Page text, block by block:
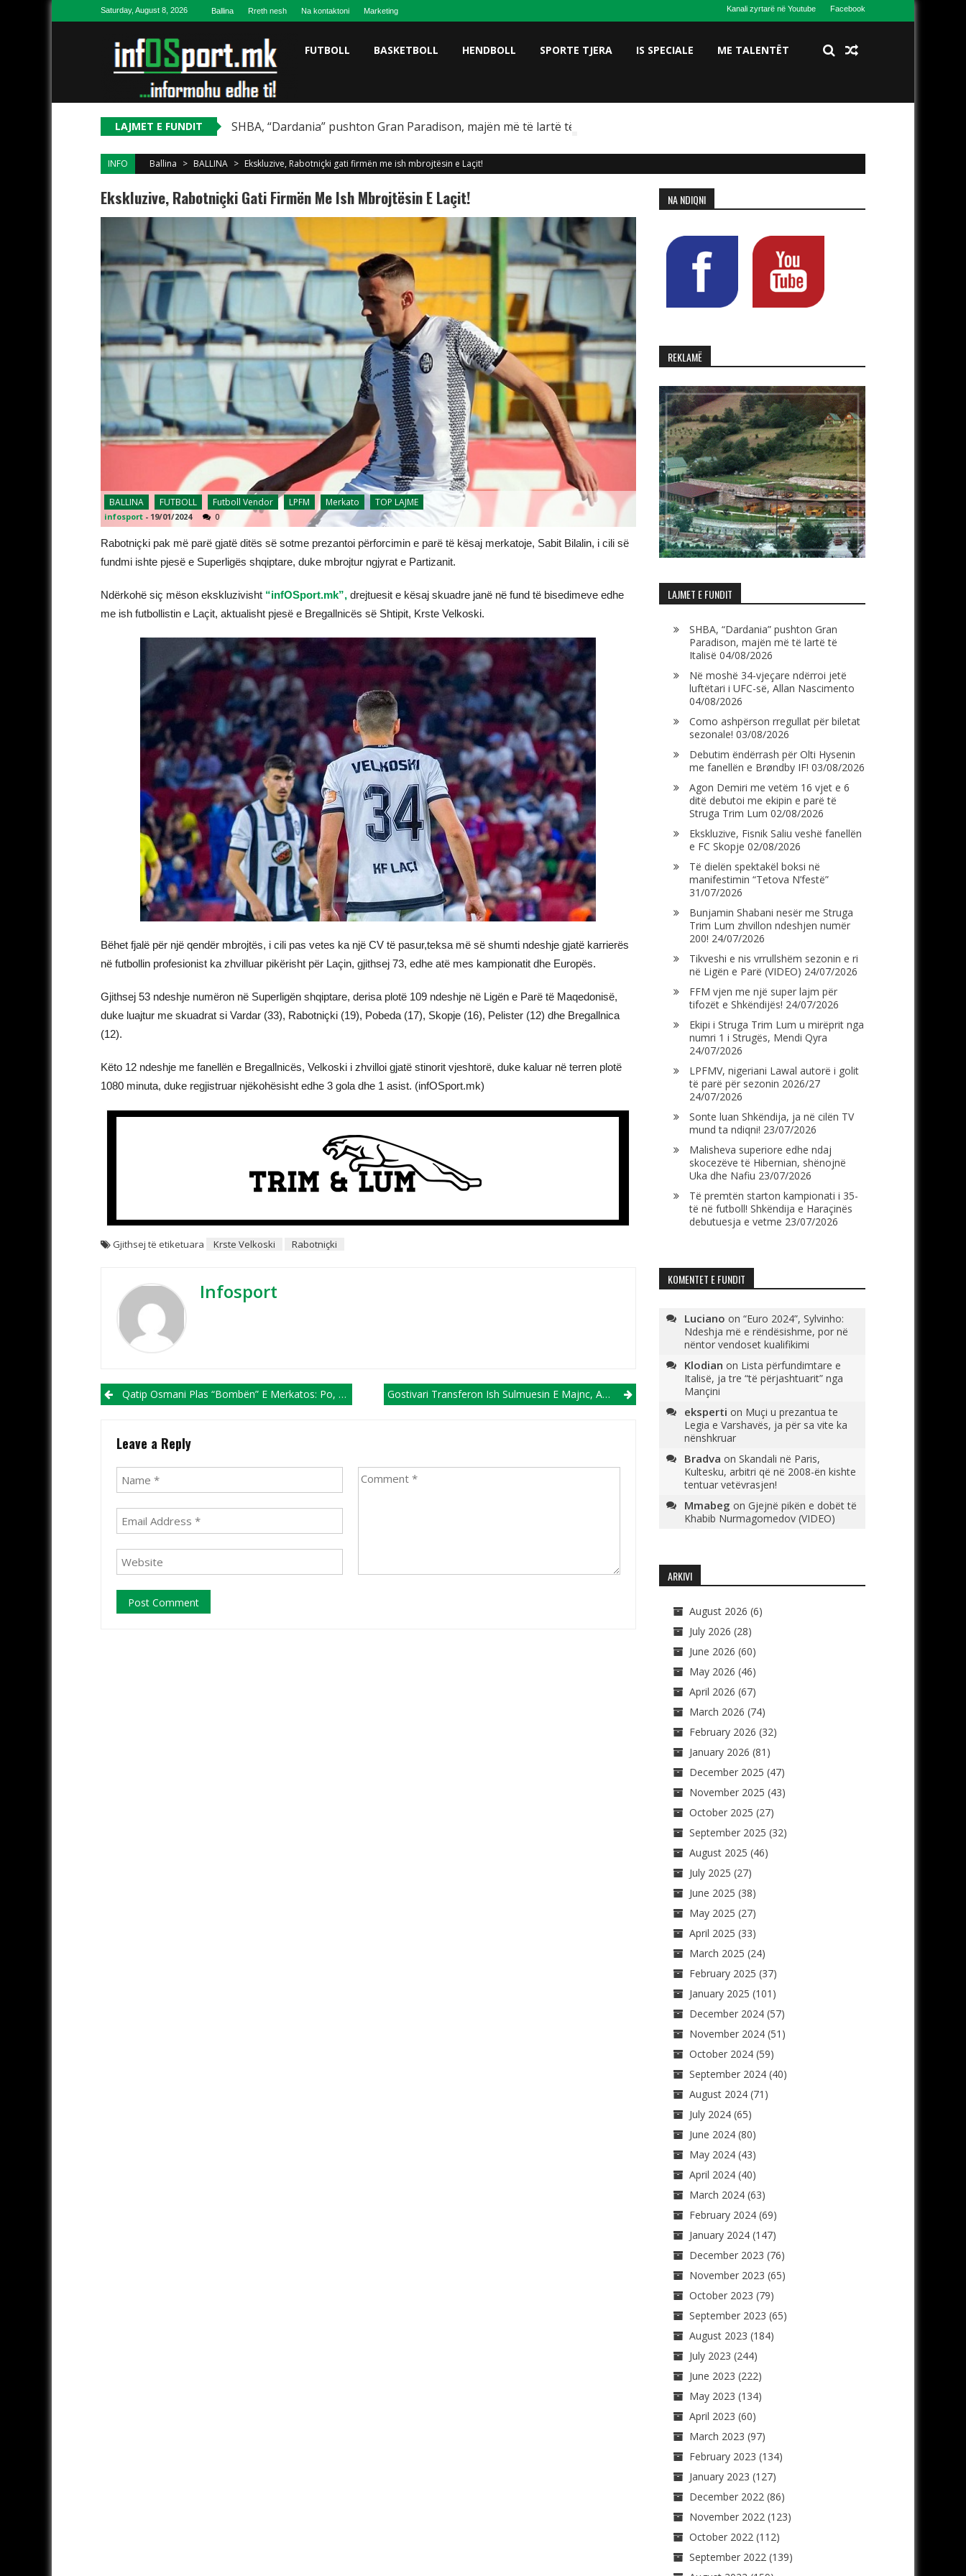
Skip to contentSaturday, August 8, 2026 Ballina Rreth nesh Na kontaktoni Marketing Kanali zyrtarë në Youtube Facebook
FUTBOLL BASKETBOLL HENDBOLL SPORTE TJERA IS SPECIALE ME TALENTËT
LAJMET E FUNDIT SHBA, “Dardania” pushton Gran Paradison, majën më të lartë të Italisë
INFO Ballina > BALLINA > Ekskluzive, Rabotniçki gati firmën me ish mbrojtësin e Laçit!
Ekskluzive, Rabotniçki Gati Firmën Me Ish Mbrojtësin E Laçit!
BALLINA FUTBOLL Futboll Vendor LPFM Merkato TOP LAJME
infosport - 19/01/2024 0
Rabotniçki pak më parë gjatë ditës së sotme prezantoi përforcimin e parë të kësaj merkatoje, Sabit Bilalin, i cili së
fundmi ishte pjesë e Superligës shqiptare, duke mbrojtur ngjyrat e Partizanit.
Ndërkohë siç mëson ekskluzivisht “infOSport.mk”, drejtuesit e kësaj skuadre janë në fund të bisedimeve edhe
me ish futbollistin e Laçit, aktualisht pjesë e Bregallnicës së Shtipit, Krste Velkoski.
Bëhet fjalë për një qendër mbrojtës, i cili pas vetes ka një CV të pasur,teksa më së shumti ndeshje gjatë karrierës
në futbollin profesionist ka zhvilluar pikërisht për Laçin, gjithsej 73, edhe atë mes kampionatit dhe Europës.
Gjithsej 53 ndeshje numëron në Superligën shqiptare, derisa plotë 109 ndeshje në Ligën e Parë të Maqedonisë,
duke luajtur me skuadrat si Vardar (33), Rabotniçki (19), Pobeda (17), Skopje (16), Pelister (12) dhe Bregallnica
(12).
Këto 12 ndeshje me fanellën e Bregallnicës, Velkoski i zhvilloi gjatë stinorit vjeshtorë, duke kaluar në terren plotë
1080 minuta, duke regjistruar njëkohësisht edhe 3 gola dhe 1 asist. (infOSport.mk)
Gjithsej të etiketuara Krste Velkoski Rabotniçki
Infosport
Post navigation
Qatip Osmani Plas “bombën” E Merkatos: Po, Jemi Në Bisedime Me Shkodran Mustafin Gostivari Transferon Ish Sulmuesin E Majnc, Autorin E 147 Golave Në Karrierën Profesionale
Leave a Reply
NA NDIQNI
REKLAMË
LAJMET E FUNDIT
SHBA, “Dardania” pushton Gran
Paradison, majën më të lartë të
Italisë 04/08/2026
Në moshë 34-vjeçare ndërroi jetë
luftëtari i UFC-së, Allan Nascimento
04/08/2026
Como ashpërson rregullat për biletat
sezonale! 03/08/2026
Debutim ëndërrash për Olti Hysenin
me fanellën e Brøndby IF! 03/08/2026
Agon Demiri me vetëm 16 vjet e 6
ditë debutoi me ekipin e parë të
Struga Trim Lum 02/08/2026
Ekskluzive, Fisnik Saliu veshë fanellën
e FC Skopje 02/08/2026
Të dielën spektakël boksi në
manifestimin “Tetova N’festë”
31/07/2026
Bunjamin Shabani nesër me Struga
Trim Lum zhvillon ndeshjen numër
200! 24/07/2026
Tikveshi e nis vrrullshëm sezonin e ri
në Ligën e Parë (VIDEO) 24/07/2026
FFM vjen me një super lajm për
tifozët e Shkëndijës! 24/07/2026
Ekipi i Struga Trim Lum u mirëprit nga
numri 1 i Strugës, Mendi Qyra
24/07/2026
LPFMV, nigeriani Lawal autorë i golit
të parë për sezonin 2026/27
24/07/2026
Sonte luan Shkëndija, ja në cilën TV
mund ta ndiqni! 23/07/2026
Malisheva superiore edhe ndaj
skocezëve të Hibernian, shënojnë
Uka dhe Nafiu 23/07/2026
Të premtën starton kampionati i 35-
të në futboll! Shkëndija e Haraçinës
debutuesja e vetme 23/07/2026
KOMENTET E FUNDIT
Luciano on “Euro 2024”, Sylvinho:
Ndeshja më e rëndësishme, por në
nëntor vendoset kualifikimi
Klodian on Lista përfundimtare e
Italisë, ja tre “të përjashtuarit” nga
Mançini
eksperti on Muçi u prezantua te
Legia e Varshavës, ja për sa vite ka
nënshkruar
Bradva on Skandali në Paris,
Kultesku, arbitri që në 2008-ën kishte
tentuar vetëvrasjen!
Mmabeg on Gjejnë pikën e dobët të
Khabib Nurmagomedov (VIDEO)
ARKIVI
August 2026 (6)
July 2026 (28)
June 2026 (60)
May 2026 (46)
April 2026 (67)
March 2026 (74)
February 2026 (32)
January 2026 (81)
December 2025 (47)
November 2025 (43)
October 2025 (27)
September 2025 (32)
August 2025 (46)
July 2025 (27)
June 2025 (38)
May 2025 (27)
April 2025 (33)
March 2025 (24)
February 2025 (37)
January 2025 (101)
December 2024(57)
November 2024(51)
October 2024(59)
September 2024(40)
August 2024(71)
July 2024(65)
June 2024(80)
May 2024(43)
April 2024(40)
March 2024(63)
February 2024(69)
January 2024(147)
December 2023 (76)
November 2023 (65)
October 2023 (79)
September 2023 (65)
August 2023 (184)
July 2023 (244)
June 2023 (222)
May 2023 (134)
April 2023 (60)
March 2023 (97)
February 2023 (134)
January 2023 (127)
December 2022(86)
November 2022(123)
October 2022(112)
September 2022(139)